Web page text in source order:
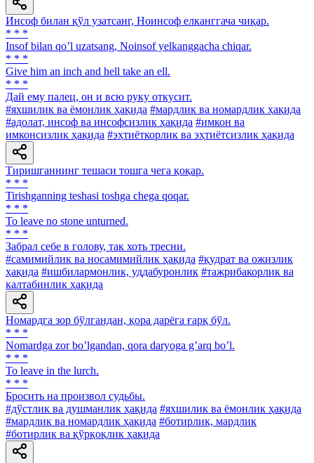
Инсоф билан қўл узатсанг, Ноинсоф елканггача чиқар.
* * *
Insof bilan qoʼl uzatsang, Noinsof yelkanggacha chiqar.
* * *
Give him an inch and hell take an ell.
* * *
Дай ему палец, он и всю руку откусит.
#яхшилик ва ёмонлик ҳақида #мардлик ва номардлик ҳақида
#адолат, инсоф ва инсофсизлик ҳақида #имкон ва
имконсизлик ҳақида #эҳтиёткорлик ва эҳтиётсизлик ҳақида
Тиришганнинг тешаси тошга чега қоқар.
* * *
Tirishganning teshasi toshga chega qoqar.
* * *
To leave no stone unturned.
* * *
Забрал себе в голову, так хоть тресни.
#самимийлик ва носамимийлик ҳақида #қудрат ва ожизлик
ҳақида #ишбилармонлик, уддабуронлик #тажрибакорлик ва
калтабинлик ҳақида
Номардга зор бўлгандан, қора дарёга ғарқ бўл.
* * *
Nomardga zor boʼlgandan, qora daryoga gʼarq boʼl.
* * *
To leave in the lurch.
* * *
Бросить на произвол судьбы.
#дўстлик ва душманлик ҳақида #яхшилик ва ёмонлик ҳақида
#мардлик ва номардлик ҳақида #ботирлик, мардлик
#ботирлик ва қўрқоқлик ҳақида